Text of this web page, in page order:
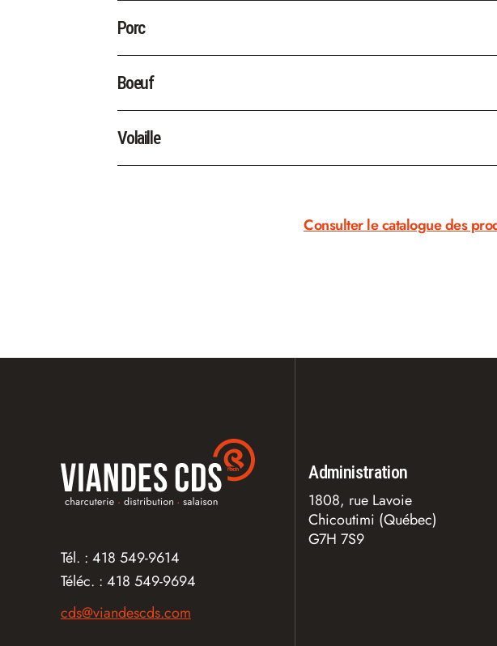
Porc
Boeuf
Volaille
Consulter le catalogue des
Tél. : 418 549-9614
Téléc. : 418 549-9694
cds@viandescds.com
Administration
1808, rue Lavoie
Chicoutimi (Québec)
G7H 7S9